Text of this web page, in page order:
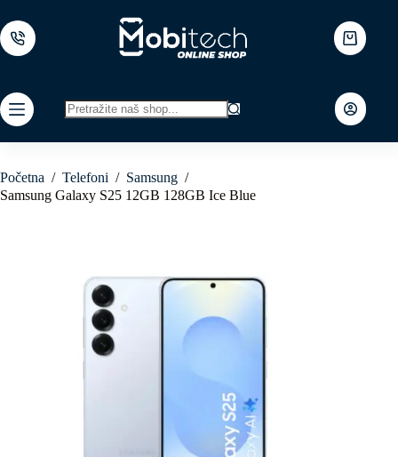
to
content
Shopping
cart
results
Početna / Telefoni / Samsung /
Samsung Galaxy S25 12GB 128GB Ice Blue